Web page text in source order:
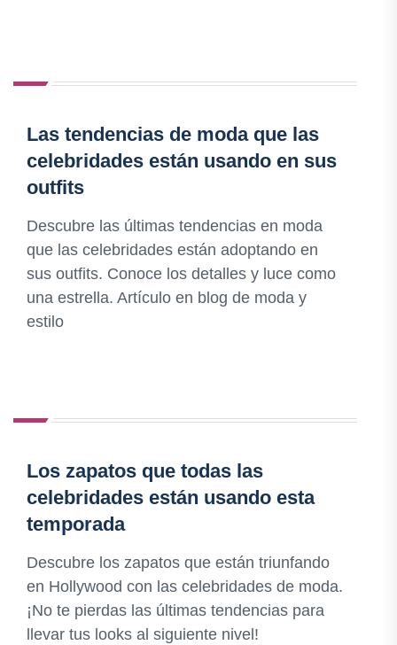
Las tendencias de moda que las
celebridades están usando en sus
outfits
Descubre las últimas tendencias en moda
que las celebridades están adoptando en
sus outfits. Conoce los detalles y luce como
una estrella. Artículo en blog de moda y
estilo
Los zapatos que todas las
celebridades están usando esta
temporada
Descubre los zapatos que están triunfando
en Hollywood con las celebridades de moda.
¡No te pierdas las últimas tendencias para
llevar tus looks al siguiente nivel!